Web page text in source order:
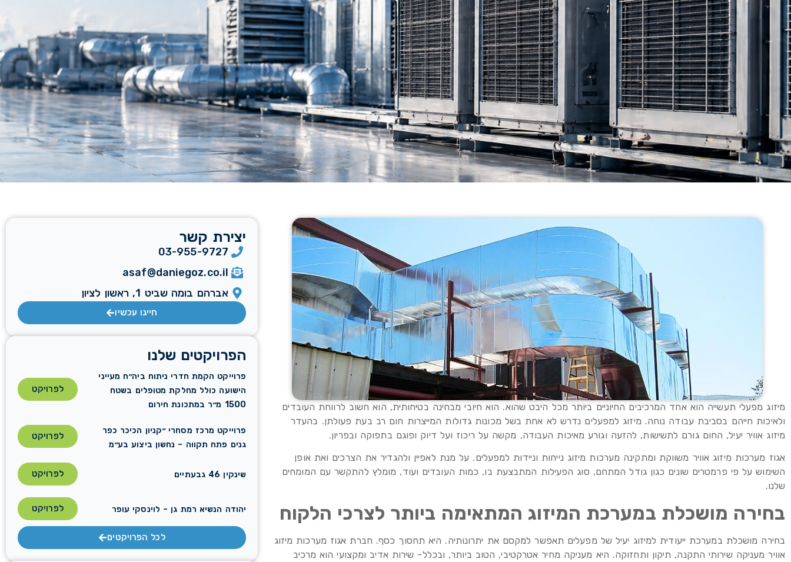
מיזוג מפעלי תעשייה הוא אחד המרכיבים החיוניים ביותר מכל היבט שהוא. הוא חיובי מבחינה בטיחותית, הוא חשוב לרווחת העובדים
ולאיכות חייהם בסביבת עבודה נוחה. מיזוג למפעלים נדרש לא אחת בשל מכונות גדולות המייצרות חום רב בעת פעולתן. בהעדר
מיזוג אוויר יעיל, החום גורם לתשישות, להזעה וגורע מאיכות העבודה, מקשה על ריכוז ועל דיוק ופוגם בתפוקה ובפריון.
אגוז מערכות מיזוג אוויר משווקת ומתקינה מערכות מיזוג נייחות וניידות למפעלים. על מנת לאפיין ולהגדיר את הצרכים ואת אופן
השימוש על פי פרמטרים שונים כגון גודל המתחם, סוג הפעילות המתבצעת בו, כמות העובדים ועוד, מומלץ להתקשר עם המומחים
שלנו.
בחירה מושכלת במערכת המיזוג המתאימה ביותר לצרכי הלקוח
בחירה מושכלת במערכת ייעודית למיזוג יעיל של מפעלים תאפשר למקסם את יתרונותיה. היא תחסוך כסף. חברת אגוז מערכות מיזוג
אוויר מעניקה שירותי התקנה, תיקון ותחזוקה. היא מעניקה מחיר אטרקטיבי, הטוב ביותר, ובכלל- שירות אדיב ומקצועי הוא מרכיב
יצירת קשר
03-955-9727
asaf@daniegoz.co.il
אברהם בומה שביט 1, ראשון לציון
חייגו עכשיו
הפרויקטים שלנו
פרוייקט הקמת חדרי ניתוח ביה״ח מעייני
הישועה כולל מחלקת מטופלים בשטח
1500 מ״ר במתכונת חירום
לפרויקט
פרוייקט מרכז מסחרי ״קניון הכיכר כפר
גנים פתח תקווה – נחשון ביצוע בע״מ
לפרויקט
שינקין 46 גבעתיים לפרויקט
יהודה הנשיא רמת גן – לוינסקי עופר לפרויקט
לכל הפרויקטים